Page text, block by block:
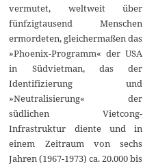
vermutet, weltweit über
fünfzigtausend Menschen
ermordeten, gleichermaßen das
»Phoenix-Programm« der USA
in Südvietman, das der
Identifizierung und
»Neutralisierung« der
südlichen Vietcong-
Infrastruktur diente und in
einem Zeitraum von sechs
Jahren (1967-1973) ca. 20.000 bis